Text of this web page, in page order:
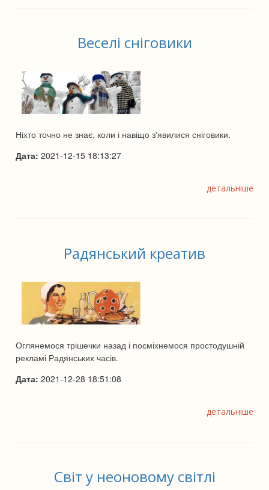
Веселі сніговики
Ніхто точно не знає, коли і навіщо з'явилися сніговики.
Дата: 2021-12-15 18:13:27
детальніше
Радянський креатив
Оглянемося трішечки назад і посміхнемося простодушній
рекламі Радянських часів.
Дата: 2021-12-28 18:51:08
детальніше
Світ у неоновому світлі